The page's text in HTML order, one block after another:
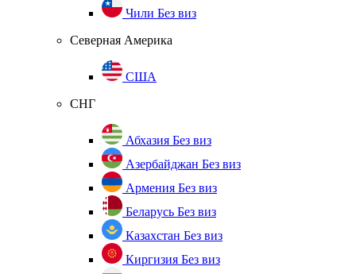
Чили Без виз
Северная Америка
США
СНГ
Абхазия Без виз
Азербайджан Без виз
Армения Без виз
Беларусь Без виз
Казахстан Без виз
Киргизия Без виз